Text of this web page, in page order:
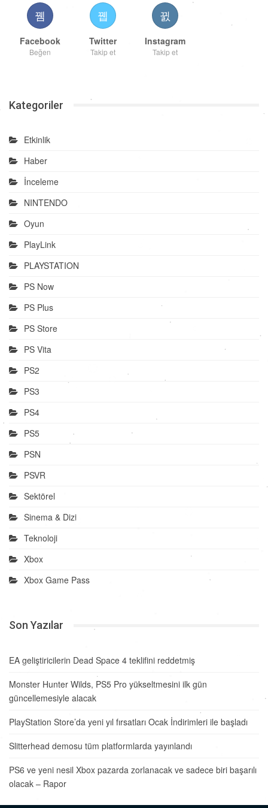
Facebook
Beğen
Twitter
Takip et
Instagram
Takip et
Kategoriler
Etkinlik
Haber
İnceleme
NINTENDO
Oyun
PlayLink
PLAYSTATION
PS Now
PS Plus
PS Store
PS Vita
PS2
PS3
PS4
PS5
PSN
PSVR
Sektörel
Sinema & Dizi
Teknoloji
Xbox
Xbox Game Pass
Son Yazılar
EA geliştiricilerin Dead Space 4 teklifini reddetmiş
Monster Hunter Wilds, PS5 Pro yükseltmesini ilk gün
güncellemesiyle alacak
PlayStation Store’da yeni yıl fırsatları Ocak İndirimleri ile başladı
Slitterhead demosu tüm platformlarda yayınlandı
PS6 ve yeni nesil Xbox pazarda zorlanacak ve sadece biri başarılı
olacak – Rapor